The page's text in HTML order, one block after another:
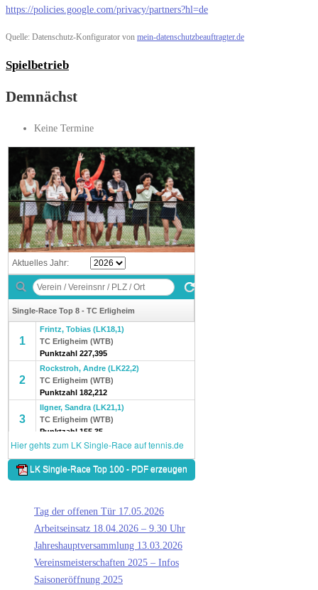
https://policies.google.com/privacy/partners?hl=de
Quelle: Datenschutz-Konfigurator von mein-datenschutzbeauftragter.de
Spielbetrieb
Demnächst
Keine Termine
Tag der offenen Tür 17.05.2026
Arbeitseinsatz 18.04.2026 – 9.30 Uhr
Jahreshauptversammlung 13.03.2026
Vereinsmeisterschaften 2025 – Infos
Saisoneröffnung 2025